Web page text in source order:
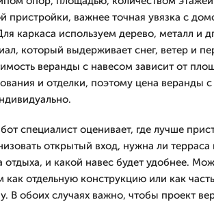
пристройки, важнее точная увязка с
каркаса используем дерево, металл и
который выдерживает снег, ветер и
веранды с навесом зависит от
и отделки, поэтому цена веранды
специалист оценивает, где лучше
открытый вход, нужна ли терраса
и какой навес будет удобнее.
как отдельную конструкцию или как
В обоих случаях важно, чтобы проект